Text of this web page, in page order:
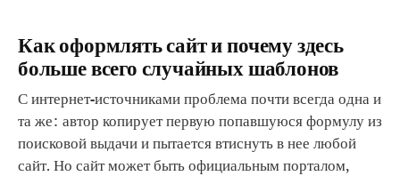
Как оформлять сайт и почему здесь
больше всего случайных шаблонов
С интернет-источниками проблема почти всегда одна и
та же: автор копирует первую попавшуюся формулу из
поисковой выдачи и пытается втиснуть в нее любой
сайт. Но сайт может быть официальным порталом,